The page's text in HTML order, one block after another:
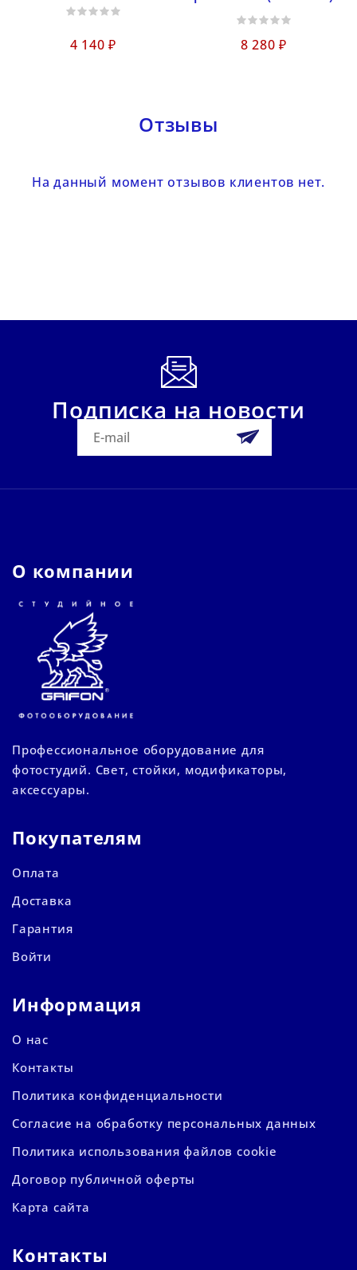
4 140 ₽ 8 280 ₽
Отзывы
На данный момент отзывов клиентов нет.
Подписка на новости
О компании
Профессиональное оборудование для
фотостудий. Свет, стойки, модификаторы,
аксессуары.
Покупателям
Оплата
Доставка
Гарантия
Войти
Информация
О нас
Контакты
Политика конфиденциальности
Согласие на обработку персональных данных
Политика использования файлов cookie
Договор публичной оферты
Карта сайта
Контакты